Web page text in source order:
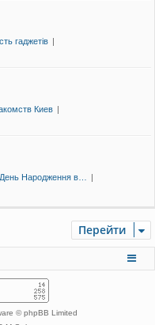
гаджетів
Киев
Народження в…
Перейти
© phpBB Limited